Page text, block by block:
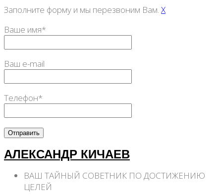
Заполните форму и мы перезвоним Вам. X
Ваше имя*
Ваш e-mail
Телефон*
АЛЕКСАНДР КИЧАЕВ
ВАШ ТАЙНЫЙ СОВЕТНИК ПО ДОСТИЖЕНИЮ
ЦЕЛЕЙ